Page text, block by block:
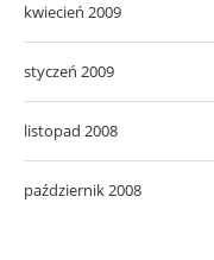
kwiecień 2009
styczeń 2009
listopad 2008
październik 2008